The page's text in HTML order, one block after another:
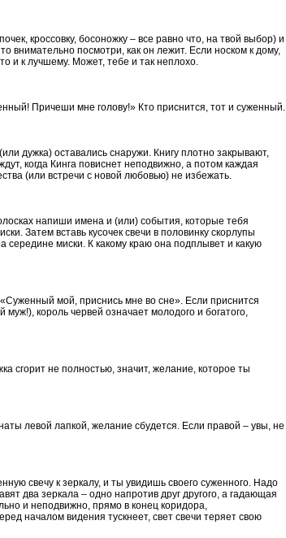
кроссовку, босоножку – все равно что, на твой выбор) и
посмотри, как он лежит. Если носком к дому,
и к лучшему. Может, тебе и так неплохо.
Причеши мне голову!» Кто приснится, тот и суженный.
дужка) оставались снаружи. Книгу плотно закрывают,
когда Кинга повиснет неподвижно, а потом каждая
(или встречи с новой любовью) не избежать.
напиши имена и (или) события, которые тебя
Затем вставь кусочек свечи в половинку скорлупы
середине миски. К какому краю она подплывет и какую
мой, приснись мне во сне». Если приснится
король червей означает молодого и богатого,
сгорит не полностью, значит, желание, которое ты
левой лапкой, желание сбудется. Если правой – увы, не
свечу к зеркалу, и ты увидишь своего суженного. Надо
два зеркала – одно напротив друг другого, а гадающая
и неподвижно, прямо в конец коридора,
началом видения тускнеет, свет свечи теряет свою